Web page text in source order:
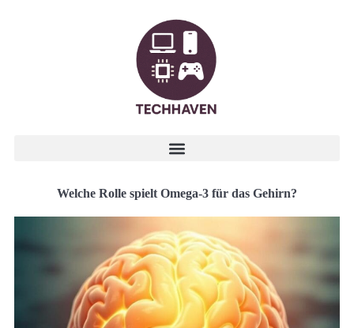
Welche Rolle spielt Omega-3 für das Gehirn?